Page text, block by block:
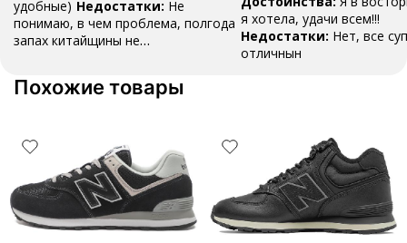
удобные) Недостатки: Не
понимаю, в чем проблема, полгода
запах китайщины не
деньги вполне норм.
я хотела, удачи всем!!!
Недостатки: Нет, все
отличнын
Похожие товары